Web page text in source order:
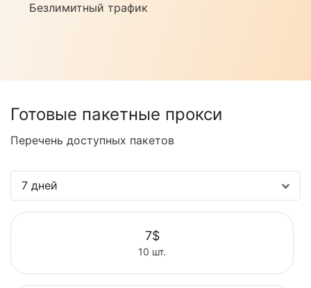
Безлимитный трафик
Готовые пакетные прокси
Перечень доступных пакетов
7 дней
7$
10 шт.